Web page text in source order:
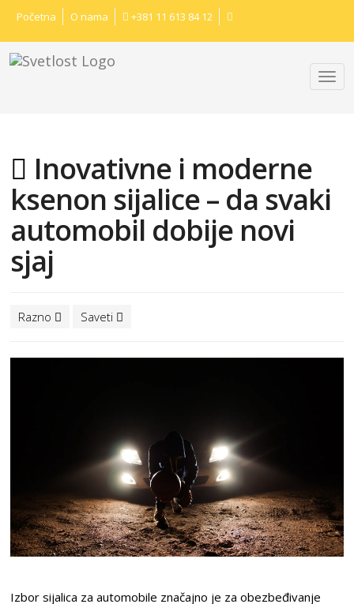
Početna O nama +381 11 613 84 12
Inovativne i moderne
ksenon sijalice – da svaki
automobil dobije novi
sjaj
Razno Saveti
Izbor sijalica za automobile značajno je za obezbeđivanje